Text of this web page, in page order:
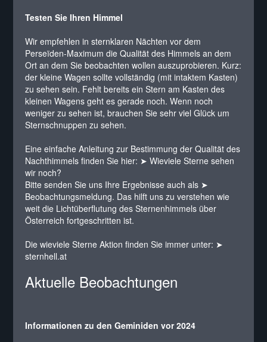
Testen Sie Ihren Himmel
Wir empfehlen in sternklaren Nächten vor dem
Perseïden-Maximum die Qualität des Himmels an dem
Ort an dem Sie beobachten wollen auszuprobieren. Kurz:
der kleine Wagen sollte vollständig (mit intaktem Kasten)
zu sehen sein. Fehlt bereits ein Stern am Kasten des
kleinen Wagens geht es gerade noch. Wenn noch
weniger zu sehen ist, brauchen Sie sehr viel Glück um
Sternschnuppen zu sehen.
Eine einfache Anleitung zur Bestimmung der Qualität des
Nachthimmels finden Sie hier: ➤ Wieviele Sterne sehen
wir noch?
Bitte senden Sie uns Ihre Ergebnisse auch als ➤
Beobachtungsmeldung. Das hilft uns zu verstehen wie
weit die Lichtüberflutung des Sternenhimmels über
Österreich fortgeschritten ist.
Die wieviele Sterne Aktion finden Sie immer unter: ➤
sternhell.at
Aktuelle Beobachtungen
Informationen zu den Geminiden vor 2024